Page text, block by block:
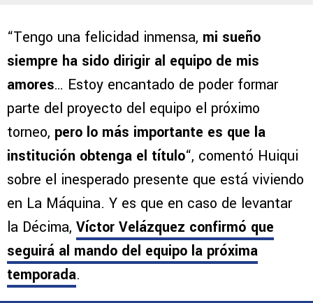
“Tengo una felicidad inmensa, mi sueño
siempre ha sido dirigir al equipo de mis
amores… Estoy encantado de poder formar
parte del proyecto del equipo el próximo
torneo, pero lo más importante es que la
institución obtenga el título“, comentó Huiqui
sobre el inesperado presente que está viviendo
en La Máquina. Y es que en caso de levantar
la Décima, Víctor Velázquez confirmó que
seguirá al mando del equipo la próxima
temporada.